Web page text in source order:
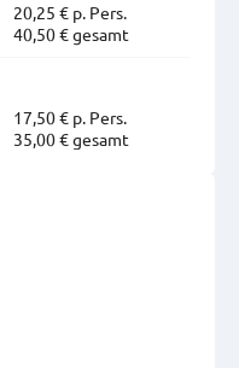
20,25 € p. Pers.
40,50 € gesamt
17,50 € p. Pers.
35,00 € gesamt